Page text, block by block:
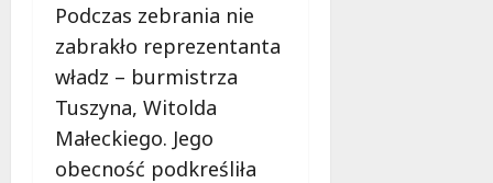
Podczas zebrania nie
zabrakło reprezentanta
władz – burmistrza
Tuszyna, Witolda
Małeckiego. Jego
obecność podkreśliła